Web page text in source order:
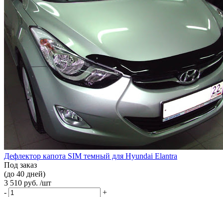
Дефлектор капота SIM темный для Hyundai Elantra
Под заказ
(до 40 дней)
3 510 руб. /шт
-
+